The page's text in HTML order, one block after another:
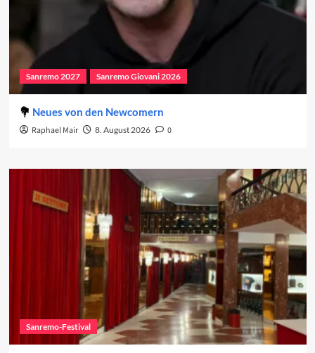
Sanremo 2027 Sanremo Giovani 2026
Neues von den Newcomern
Raphael Mair 8. August 2026 0
Sanremo-Festival